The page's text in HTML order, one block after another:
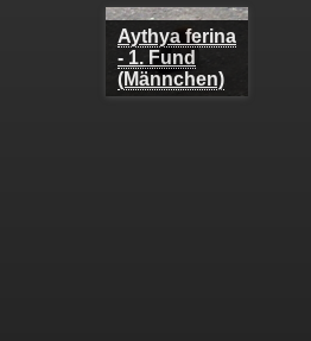
Aythya ferina -
1. Fund
(Männchen)